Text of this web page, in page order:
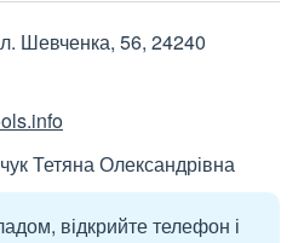
Шевченка, 56, 24240
Тетяна Олександрівна
відкрийте телефон і